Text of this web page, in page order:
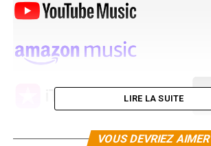
LIRE LA SUITE
VOUS DEVRIEZ AIMER